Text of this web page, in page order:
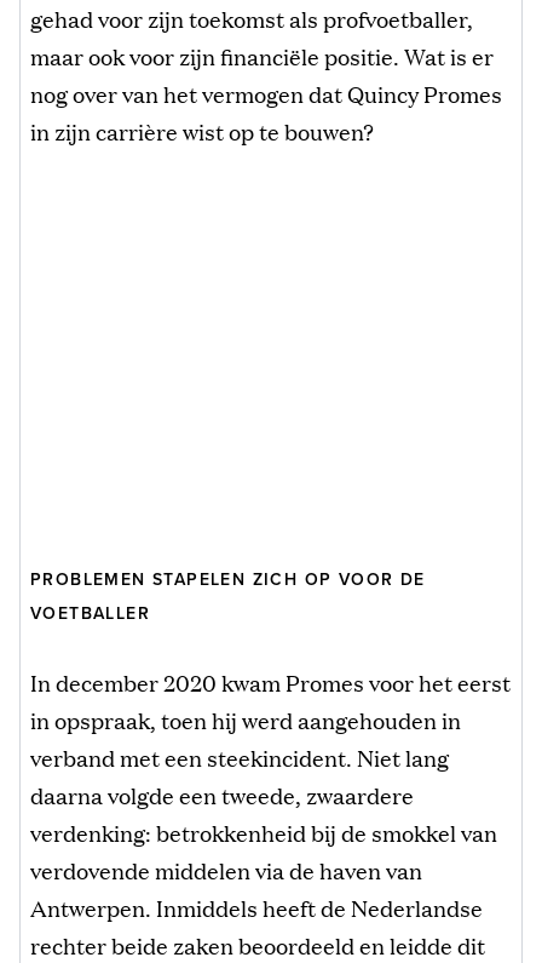
gehad voor zijn toekomst als profvoetballer,
maar ook voor zijn financiële positie. Wat is er
nog over van het vermogen dat Quincy Promes
in zijn carrière wist op te bouwen?
PROBLEMEN STAPELEN ZICH OP VOOR DE
VOETBALLER
In december 2020 kwam Promes voor het eerst
in opspraak, toen hij werd aangehouden in
verband met een steekincident. Niet lang
daarna volgde een tweede, zwaardere
verdenking: betrokkenheid bij de smokkel van
verdovende middelen via de haven van
Antwerpen. Inmiddels heeft de Nederlandse
rechter beide zaken beoordeeld en leidde dit